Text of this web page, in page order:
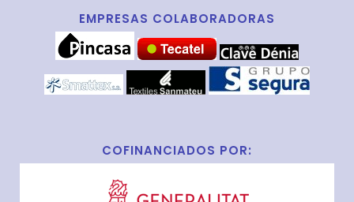
EMPRESAS COLABORADORAS
COFINANCIADOS POR: